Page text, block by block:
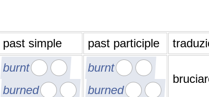
past simple past participle
burnt
burned
burnt
burned